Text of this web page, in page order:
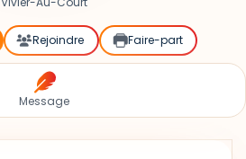
Rejoindre Faire-part
Message